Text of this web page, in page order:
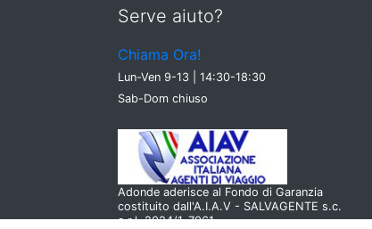
Serve aiuto?
Chiama Ora!
Lun-Ven 9-13 | 14:30-18:30
Sab-Dom chiuso
Adonde aderisce al Fondo di Garanzia
costituito dall'A.I.A.V - SALVAGENTE s.c.
a r.l. 2024/1-7061